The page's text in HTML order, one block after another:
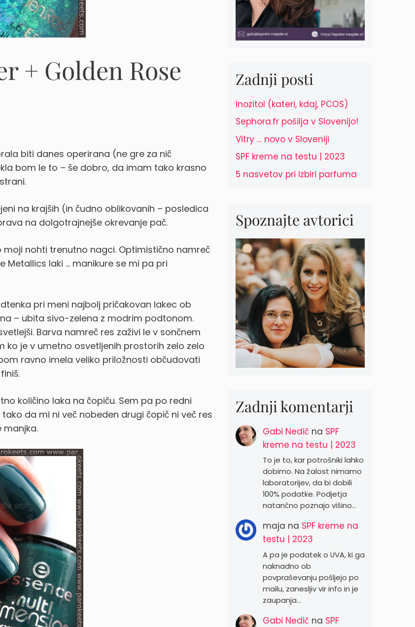
+ Golden Rose
biti danes operirana (ne gre za nič
bom le to – še dobro, da imam tako krasno
na krajših (in čudno oblikovanih – posledica
na dolgotrajnejše okrevanje pač.
nohti trenutno nagci. Optimistično namreč
Metallics laki … manikure se mi pa pri
pri meni najbolj pričakovan lakec ob
– ubita sivo-zelena z modrim podtonom.
Barva namreč res zaživi le v sončnem
ko je v umetno osvetljenih prostorih zelo zelo
ravno imela veliko priložnosti občudovati
količino laka na čopiču. Sem pa po redni
da mi ni več nobeden drugi čopič ni več res
manjka.
Zadnji posti
Inozitol (kateri, kdaj, PCOS)
Sephora.fr pošilja v Slovenijo!
Vitry … novo v Sloveniji
SPF kreme na testu | 2023
5 nasvetov pri izbiri parfuma
Spoznajte avtorici
Zadnji komentarji
Gabi Nedič na SPF
kreme na testu | 2023
To je to, kar potrošniki lahko
dobimo. Na žalost nimamo
laboratorijev, da bi dobili
100% podatke. Podjetja
natančno poznajo višino…
maja na SPF kreme na
testu | 2023
A pa je podatek o UVA, ki ga
naknadno ob
povpraševanju pošljejo po
mailu, zanesljiv vir info in je
zaupanja…
Gabi Nedič na SPF